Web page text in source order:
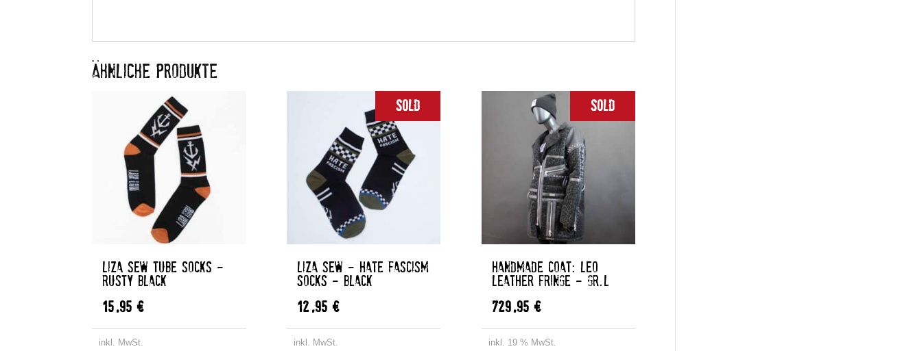
ÄHNLICHE PRODUKTE
LIZA SEW TUBE SOCKS –
RUSTY BLACK
15,95€
inkl. MwSt.
Sold
LIZA SEW – HATE FASCISM
SOCKS – BLACK
12,95 €
inkl. MwSt.
Sold
HANDMADE COAT: LEO
LEATHER FRINGE – GR.L
729,95 €
inkl. 19 % MwSt.